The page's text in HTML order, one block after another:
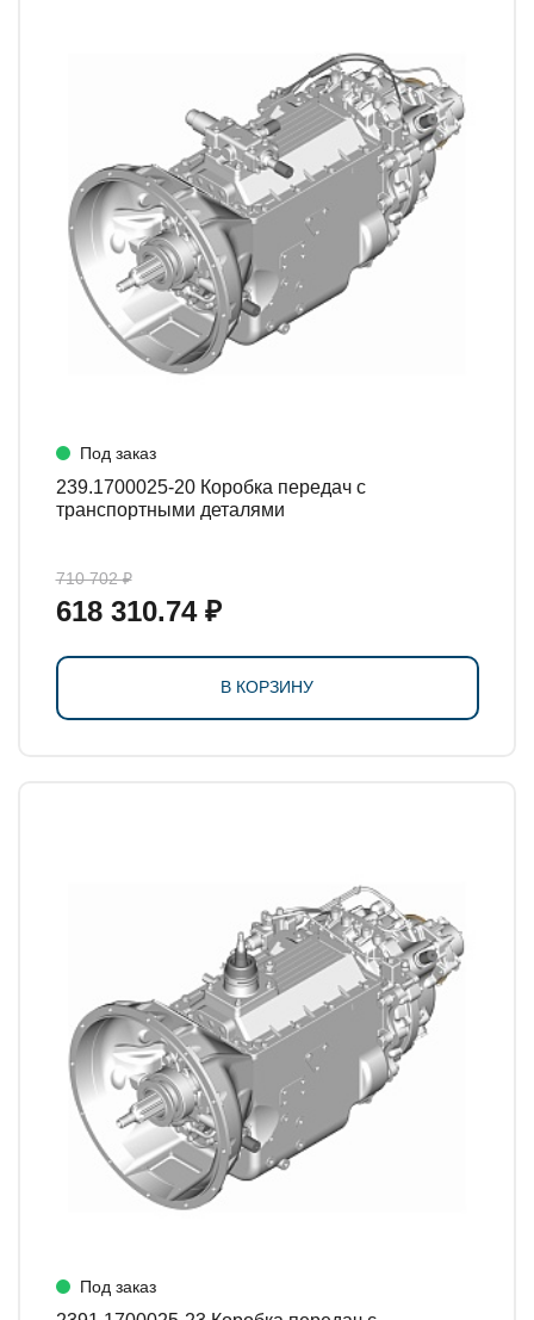
Под заказ
239.1700025-20 Коробка передач с
транспортными деталями
710 702 ₽
618 310.74 ₽
В КОРЗИНУ
Под заказ